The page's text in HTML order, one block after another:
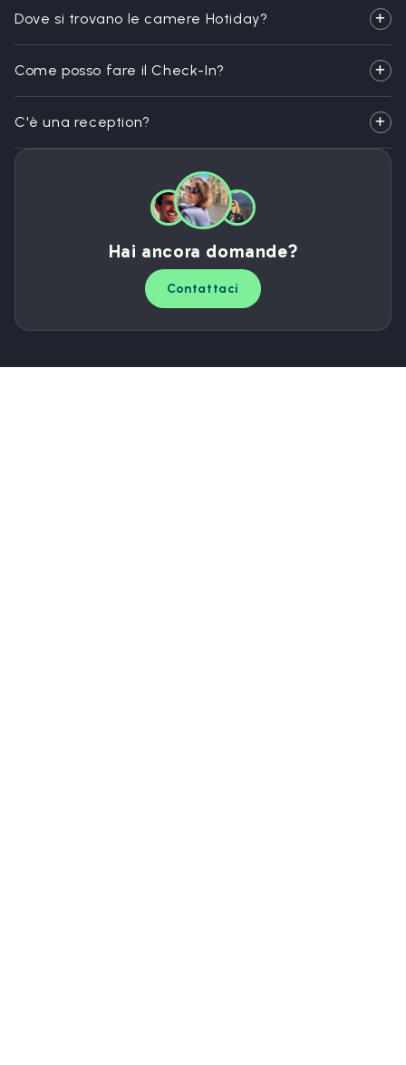
Dove si trovano le camere Hotiday?
Come posso fare il Check-In?
C'è una reception?
Hai ancora domande?
Contattaci